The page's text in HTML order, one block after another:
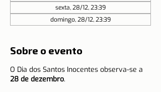
sexta, 28/12, 23:39
domingo, 28/12, 23:39
Sobre o evento
O Dia dos Santos Inocentes observa-se a
28 de dezembro.